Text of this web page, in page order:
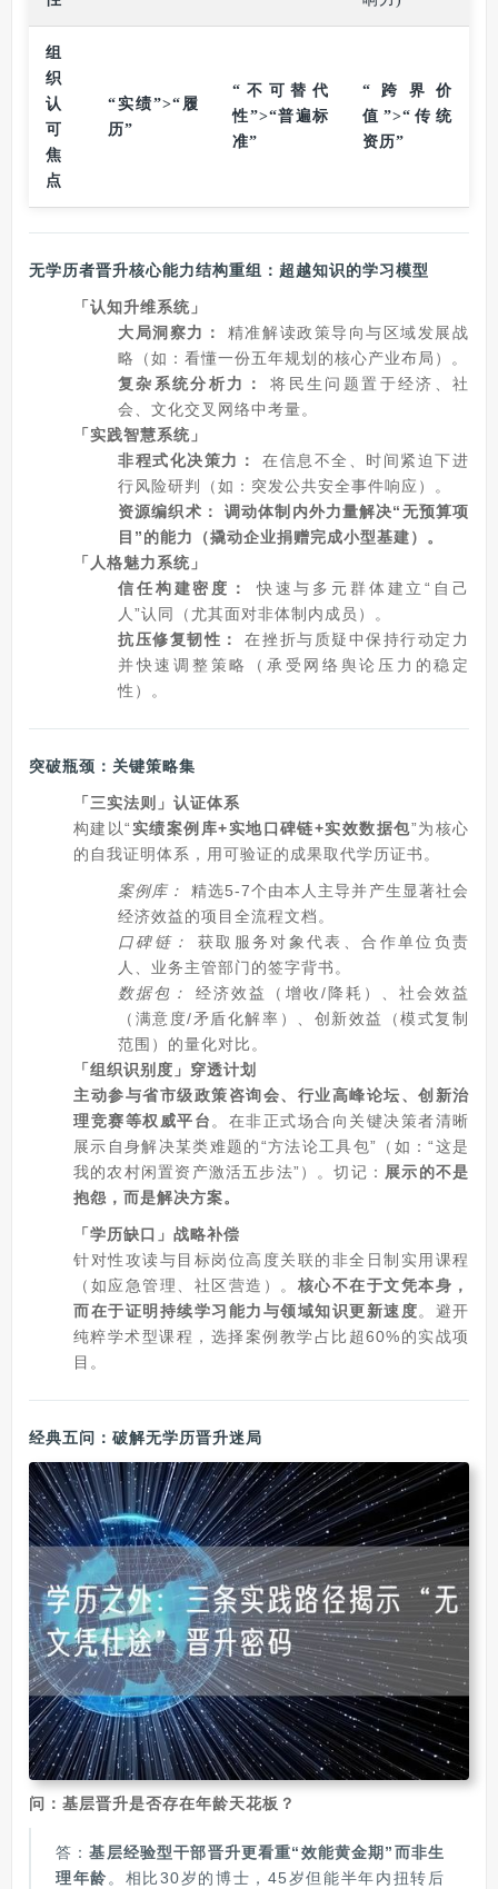
组
织
认
可
焦
点
“实绩”>“履
历”
“不可替代
性”>“普遍标
准”
“跨界价
值”>“传统
资历”
无学历者晋升核心能力结构重组：超越知识的学习模型
「认知升维系统」
大局洞察力：
精准解读政策导向与区域发展战
略（如：看懂一份五年规划的核心产业布局）。
复杂系统分析力：
将民生问题置于经济、社
会、文化交叉网络中考量。
「实践智慧系统」
非程式化决策力：
在信息不全、时间紧迫下进
行风险研判（如：突发公共安全事件响应）。
资源编织术：
调动体制内外力量解决“无预算项
目”的能力（撬动企业捐赠完成小型基建）。
「人格魅力系统」
信任构建密度：
快速与多元群体建立“自己
人”认同（尤其面对非体制内成员）。
抗压修复韧性：
在挫折与质疑中保持行动定力
并快速调整策略（承受网络舆论压力的稳定
性）。
突破瓶颈：关键策略集
「三实法则」认证体系
构建以“实绩案例库+实地口碑链+实效数据包”为核心
的自我证明体系，用可验证的成果取代学历证书。
案例库：
精选5-7个由本人主导并产生显著社会
经济效益的项目全流程文档。
口碑链：
获取服务对象代表、合作单位负责
人、业务主管部门的签字背书。
数据包：
经济效益（增收/降耗）、社会效益
（满意度/矛盾化解率）、创新效益（模式复制
范围）的量化对比。
「组织识别度」穿透计划
主动参与省市级政策咨询会、行业高峰论坛、创新治
理竞赛等权威平台 。在非正式场合向关键决策者清晰
展示自身解决某类难题的“方法论工具包”（如：“这是
我的农村闲置资产激活五步法”）。切记： 展示的不是
抱怨，而是解决方案。
「学历缺口」战略补偿
针对性攻读与目标岗位高度关联的非全日制实用课程
（如应急管理、社区营造）。 核心不在于文凭本身，
而在于证明持续学习能力与领域知识更新速度。避开
纯粹学术型课程，选择案例教学占比超60%的实战项
目。
经典五问：破解无学历晋升迷局
问：基层晋升是否存在年龄天花板？
答：基层经验型干部晋升更看重“效能黄金期”而非生
理年龄。相比30岁的博士，45岁但能半年内扭转后